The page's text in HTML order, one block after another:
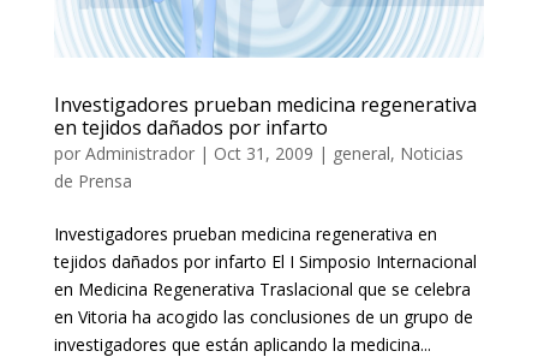
Investigadores prueban medicina regenerativa
en tejidos dañados por infarto
por Administrador| Oct 31, 2009 | general, Noticias
de Prensa
Investigadores prueban medicina regenerativa en
tejidos dañados por infarto El I Simposio Internacional
en Medicina Regenerativa Traslacional que se celebra
en Vitoria ha acogido las conclusiones de un grupo de
investigadores que están aplicando la medicina...